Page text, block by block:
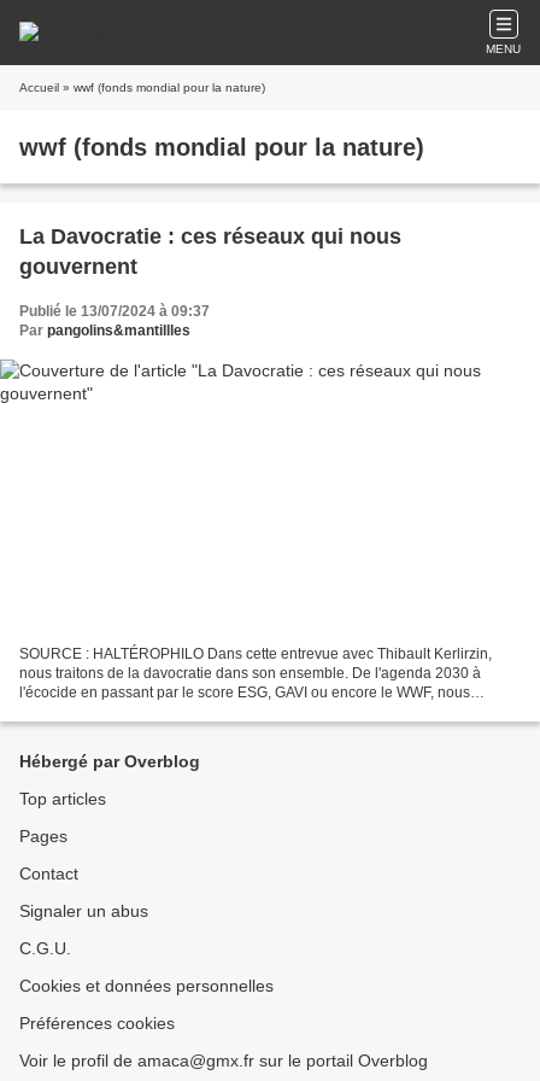
MENU
Accueil » wwf (fonds mondial pour la nature)
wwf (fonds mondial pour la nature)
La Davocratie : ces réseaux qui nous
gouvernent
Publié le 13/07/2024 à 09:37
Par pangolins&mantillles
SOURCE : HALTÉROPHILO Dans cette entrevue avec Thibault Kerlirzin,
nous traitons de la davocratie dans son ensemble. De l'agenda 2030 à
l'écocide en passant par le score ESG, GAVI ou encore le WWF, nous
Hébergé par Overblog
Top articles
Pages
Contact
Signaler un abus
C.G.U.
Cookies et données personnelles
Préférences cookies
Voir le profil de amaca@gmx.fr sur le portail Overblog